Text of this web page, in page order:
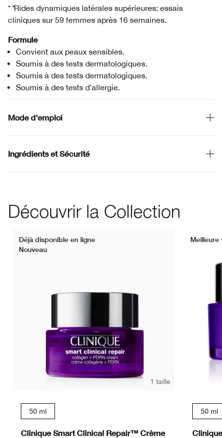
* *Rides dynamiques latérales supérieures; essais
cliniques sur 59 femmes après 16 semaines.
Formule
Convient aux peaux sensibles.
Soumis à des tests dermatologiques.
Soumis à des tests dermatologiques.
Soumis à des tests d’allergie.
Mode d'emploi
Ingrédients et Sécurité
Découvrir la Collection
Déjà disponible en ligne
Nouveau
1 taille
50 ml
Clinique Smart Clinical Repair™ Crème
Meilleure
50 ml